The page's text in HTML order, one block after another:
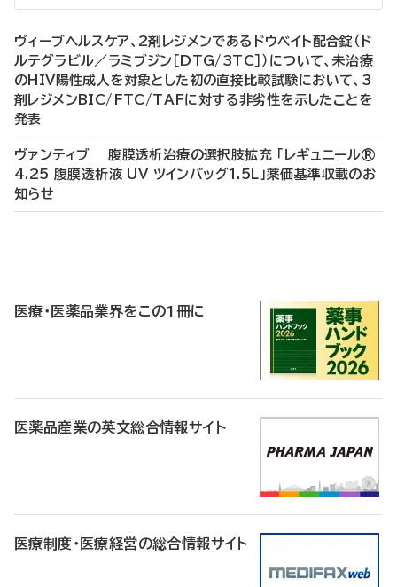
ヴィーブヘルスケア、2剤レジメンであるドウベイト配合錠（ド
ルテグラビル／ラミブジン［DTG/3TC］）について、未治療
のHIV陽性成人を対象とした初の直接比較試験において、3
剤レジメンBIC/FTC/TAFに対する非劣性を示したことを
発表
ヴァンティブ 腹膜透析治療の選択肢拡充 「レギュニール®
4.25 腹膜透析液 UV ツインバッグ1.5L」薬価基準収載のお
知らせ
医療・医薬品業界をこの1冊に
医薬品産業の英文総合情報サイト
医療制度・医療経営の総合情報サイト